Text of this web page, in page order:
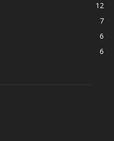
12
7
6
6